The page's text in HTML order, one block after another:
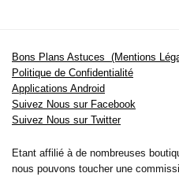
Bons Plans Astuces (Mentions
Politique de Confidentialité
Applications Android
Suivez Nous sur Facebook
Suivez Nous sur Twitter
Etant affilié à de nombreuses
nous pouvons toucher une